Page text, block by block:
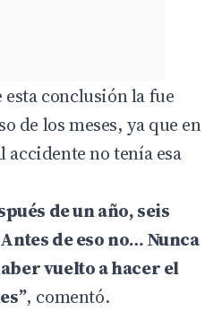
conclusión la fue
de los meses, ya que en
no tenía esa
de un año, seis
de eso no… Nunca
vuelto a hacer el
, comentó.